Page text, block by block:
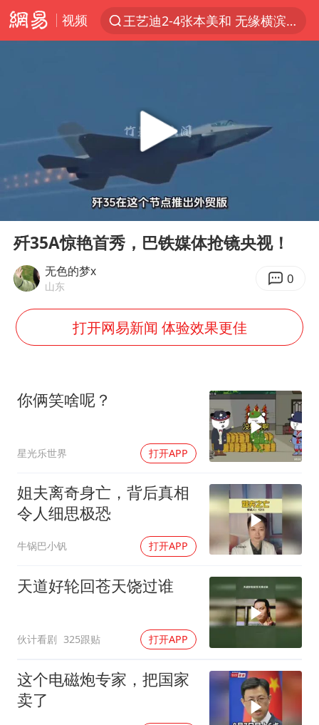
视频
王艺迪2-4张本美和 无缘横滨赛决赛
上海暴雨红色预警
“伊斯兰版北约”出现
台铃电动车仅骑一年就断电趴窝
白海豚5次眼壁置换
曝美下令调查弹药库存信息遭泄露事件
日本连续发生两次地震
方桃子代言广告视频已下架
白海豚在海上打了个结
构建更高水平的全民健身公共服务体系
Play
歼35A惊艳首秀，巴铁媒体抢镜央视！
无色的梦x
山东 0
打开网易新闻 体验效果更佳
你俩笑啥呢？
星光乐世界 打开APP
姐夫离奇身亡，背后真相
令人细思极恐
牛锅巴小钒 打开APP
天道好轮回苍天饶过谁
伙计看剧 325跟贴 打开APP
这个电磁炮专家，把国家
卖了